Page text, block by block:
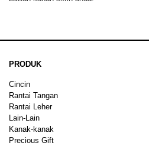
PRODUK
Cincin
Rantai Tangan
Rantai Leher
Lain-Lain
Kanak-kanak
Precious Gift